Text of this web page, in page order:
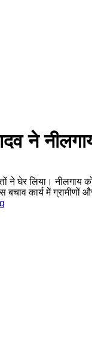
ने
ने घेर लिया। नीलगाय
कार्य में ग्रामीणों